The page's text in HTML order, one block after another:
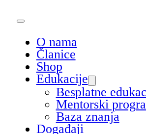
O nama
Članice
Shop
Edukacije
Besplatne
Mentorski
Baza znanja
Događaji